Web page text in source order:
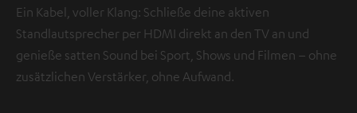
Ein Kabel, voller Klang: Schließe deine aktiven
Standlautsprecher per HDMI direkt an den TV an und
genieße satten Sound bei Sport, Shows und Filmen – ohne
zusätzlichen Verstärker, ohne Aufwand.